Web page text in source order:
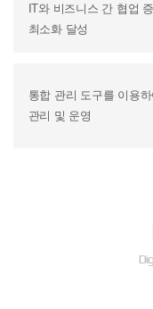
IT와 비즈니스 간 협업
최소화 달성
통합 관리 도구를 이용
관리 및 운영